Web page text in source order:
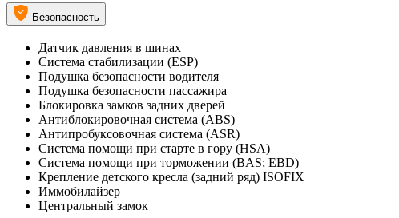
Безопасность
Датчик давления в шинах
Система стабилизации (ESP)
Подушка безопасности водителя
Подушка безопасности пассажира
Блокировка замков задних дверей
Антиблокировочная система (ABS)
Антипробуксовочная система (ASR)
Система помощи при старте в гору (HSA)
Система помощи при торможении (BAS; EBD)
Крепление детского кресла (задний ряд) ISOFIX
Иммобилайзер
Центральный замок